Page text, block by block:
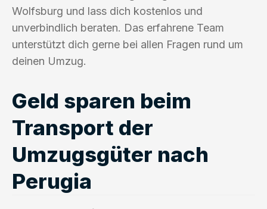
Wolfsburg und lass dich kostenlos und
unverbindlich beraten. Das erfahrene Team
unterstützt dich gerne bei allen Fragen rund um
deinen Umzug.
Geld sparen beim
Transport der
Umzugsgüter nach
Perugia